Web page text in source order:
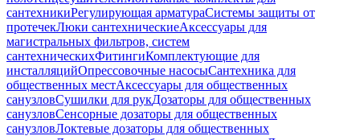
сантехникиРегулирующая арматураСистемы защиты от
протечекЛюки сантехническиеАксессуары для
магистральных фильтров, систем
сантехническихФитингиКомплектующие для
инсталляцийОпрессовочные насосыСантехника для
общественных местАксессуары для общественных
санузловСушилки для рукДозаторы для общественных
санузловСенсорные дозаторы для общественных
санузловЛоктевые дозаторы для общественных